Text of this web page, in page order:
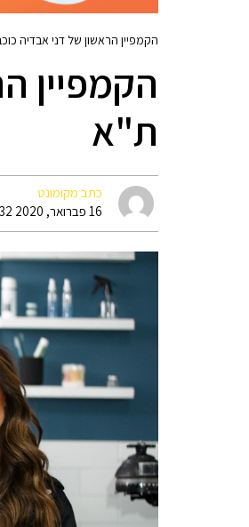
הקמפיין הראשון של דני אבדיה
הקמפיין
ת"א
כתב מקומונט
16 פברואר, 2020 13:32